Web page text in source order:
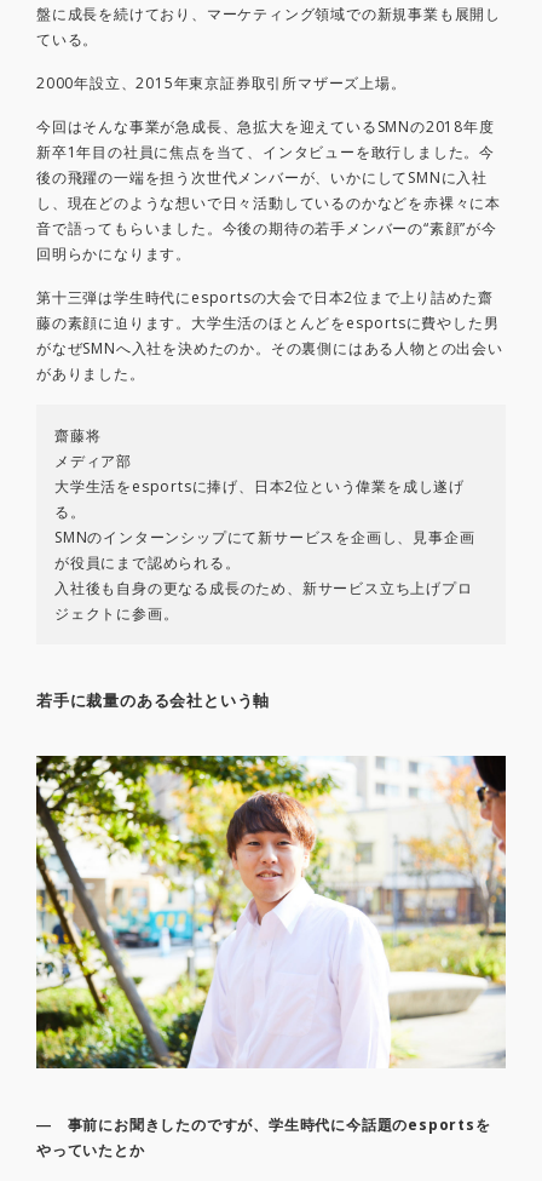
盤に成長を続けており、マーケティング領域での新規事業も展開し
ている。
2000年設立、2015年東京証券取引所マザーズ上場。
今回はそんな事業が急成長、急拡大を迎えているSMNの2018年度
新卒1年目の社員に焦点を当て、インタビューを敢行しました。今
後の飛躍の一端を担う次世代メンバーが、いかにしてSMNに入社
し、現在どのような想いで日々活動しているのかなどを赤裸々に本
音で語ってもらいました。今後の期待の若手メンバーの“素顔”が今
回明らかになります。
第十三弾は学生時代にesportsの大会で日本2位まで上り詰めた齋
藤の素顔に迫ります。大学生活のほとんどをesportsに費やした男
がなぜSMNへ入社を決めたのか。その裏側にはある人物との出会い
がありました。
齋藤将
メディア部
大学生活をesportsに捧げ、日本2位という偉業を成し遂げ
る。
SMNのインターンシップにて新サービスを企画し、見事企画
が役員にまで認められる。
入社後も自身の更なる成長のため、新サービス立ち上げプロ
ジェクトに参画。
若手に裁量のある会社という軸
― 事前にお聞きしたのですが、学生時代に今話題のesportsを
やっていたとか